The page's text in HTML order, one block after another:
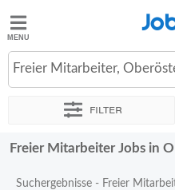
Jobted
Jobs
Freier Mitarbeiter,
Filter
Sortieren nach Unternehmen
Freier Mitarbeiter Jobs in
Suchergebnisse - Freier